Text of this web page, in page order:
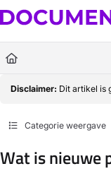
Documentation
Fetch the complete
Use this file to discover all
Disclaimer: Dit artikel is
Categorie weergave
Wat is nieuwe